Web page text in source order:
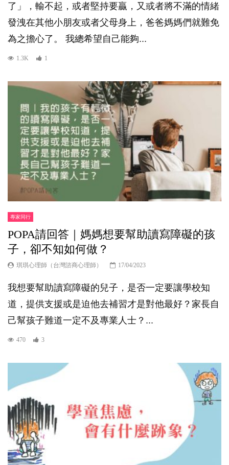
了」，輸不起，或者堅持要贏，又或者將不滿的情緒
發洩在其他小朋友或者父母身上，爸爸媽媽們就難免
為之擔心了。 我總希望自己能夠...
1.3K 1
專家同行
POPA請回答｜媽媽想要幫助讀寫障礙的孩
子，卻不知如何做？
琪琪心理師（台灣諮商心理師） 17/04/2023
我想要幫助讀寫障礙的兒子，是否一定要讓學校知
道，提供支援或是迫他去補習才是對他最好？家長自
己幫孩子難道一定不及專業人士？...
470 3